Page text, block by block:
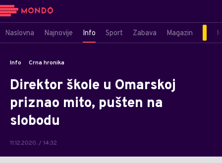
Naslovna Najnovije Info Sport Zabava Magazin
Info Crna hronika
Direktor škole u Omarskoj
priznao mito, pušten na
slobodu
11.12.2020. / 14:32